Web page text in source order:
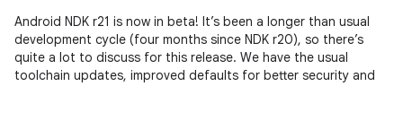
Android NDK r21 is now in beta! It’s been a longer than usual
development cycle (four months since NDK r20), so there’s
quite a lot to discuss for this release. We have the usual
toolchain updates, improved defaults for better security and